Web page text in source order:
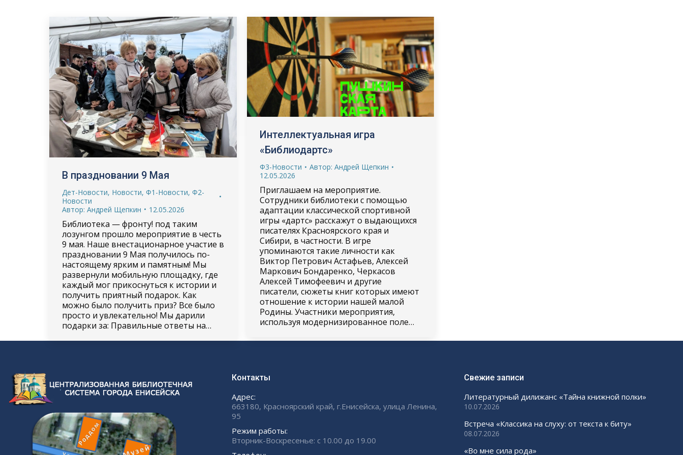
В праздновании 9 Мая
Дет-Новости, Новости, Ф1-Новости, Ф2-
Новости
Автор: Андрей Щепкин 12.05.2026
Библиотека — фронту! под таким
лозунгом прошло мероприятие в честь
9 мая. Наше внестационарное участие в
праздновании 9 Мая получилось по-
настоящему ярким и памятным! Мы
развернули мобильную площадку, где
каждый мог прикоснуться к истории и
получить приятный подарок. Как
можно было получить приз? Все было
просто и увлекательно! Мы дарили
подарки за: Правильные ответы на…
Интеллектуальная игра
«Библиодартс»
Ф3-Новости Автор: Андрей Щепкин
12.05.2026
Приглашаем на мероприятие.
Cотрудники библиотеки с помощью
адаптации классической спортивной
игры «дартс» расскажут о выдающихся
писателях Красноярского края и
Сибири, в частности. В игре
упоминаются такие личности как
Виктор Петрович Астафьев, Алексей
Маркович Бондаренко, Черкасов
Алексей Тимофеевич и другие
писатели, сюжеты книг которых имеют
отношение к истории нашей малой
Родины. Участники мероприятия,
используя модернизированное поле…
Контакты
Адрес:
663180, Красноярский край, г.Енисейска, улица Ленина,
95
Режим работы:
Вторник-Воскресенье: с 10.00 до 19.00
Свежие записи
Литературный дилижанс «Тайна книжной полки»
10.07.2026
Встреча «Классика на слуху: от текста к биту»
08.07.2026
«Во мне сила рода»